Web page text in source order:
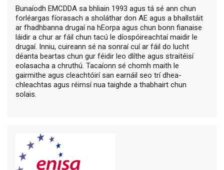
Bunaíodh EMCDDA sa bhliain 1993 agus tá sé ann chun
forléargas fíorasach a sholáthar don AE agus a bhallstáit
ar fhadhbanna drugaí na hEorpa agus chun bonn fianaise
láidir a chur ar fáil chun tacú le díospóireachtaí maidir le
drugaí. Inniu, cuireann sé na sonraí cuí ar fáil do lucht
déanta beartas chun gur féidir leo dlíthe agus straitéisí
eolasacha a chruthú. Tacaíonn sé chomh maith le
gairmithe agus cleachtóirí san earnáil seo trí dhea-
chleachtas agus réimsí nua taighde a thabhairt chun
solais.